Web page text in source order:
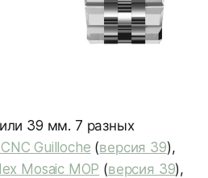
39 мм. 7 разных
Guilloche (версия 39),
Mosaic MOP (версия 39),